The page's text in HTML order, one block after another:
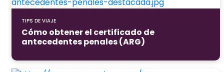
TIPS DE VIAJE
Cómo obtener el certificado de
antecedentes penales (ARG)